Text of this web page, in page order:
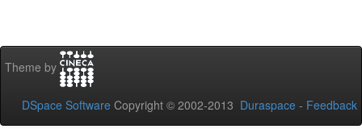
Theme by
DSpace Software Copyright © 2002-2013 Duraspace - Feedback